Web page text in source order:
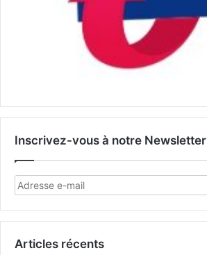
Inscrivez-vous à notre Newsletter
Articles récents